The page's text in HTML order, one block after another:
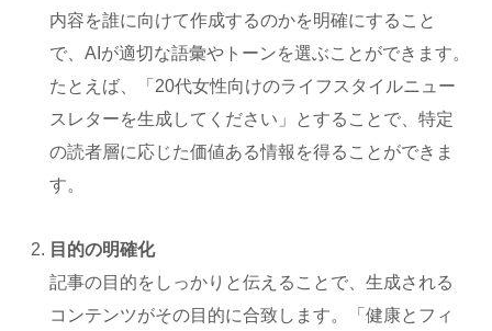
内容を誰に向けて作成するのかを明確にすること
で、AIが適切な語彙やトーンを選ぶことができます。
たとえば、「20代女性向けのライフスタイルニュー
スレターを生成してください」とすることで、特定
の読者層に応じた価値ある情報を得ることができま
す。
目的の明確化
記事の目的をしっかりと伝えることで、生成される
コンテンツがその目的に合致します。「健康とフィ